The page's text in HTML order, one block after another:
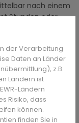
nach einem
Stunden oder
gab. Ein
in gebeugter
Gegenstände
Hexenschuss.
starker Schmerz
Die Betroffenen
und nehmen
der Verarbeitung
Daten an Länder
z.B.
Ländern ist
Ländern
Risiko, dass
können.
finden Sie in